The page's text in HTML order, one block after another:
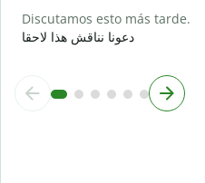
Discutamos esto más tarde.
دعونا نناقش هذا لاحقا